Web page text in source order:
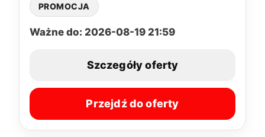
PROMOCJA
Ważne do: 2026-08-19 21:59
Szczegóły oferty
Przejdź do oferty